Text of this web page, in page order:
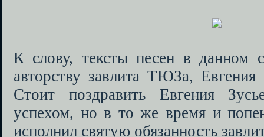
К слову, тексты песен в данном
авторству завлита ТЮЗа,
Стоит поздравить Евгения
успехом, но в то же время и
исполнил святую обязанность